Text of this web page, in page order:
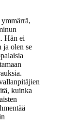
Hän ei
ja olen se
kuinka